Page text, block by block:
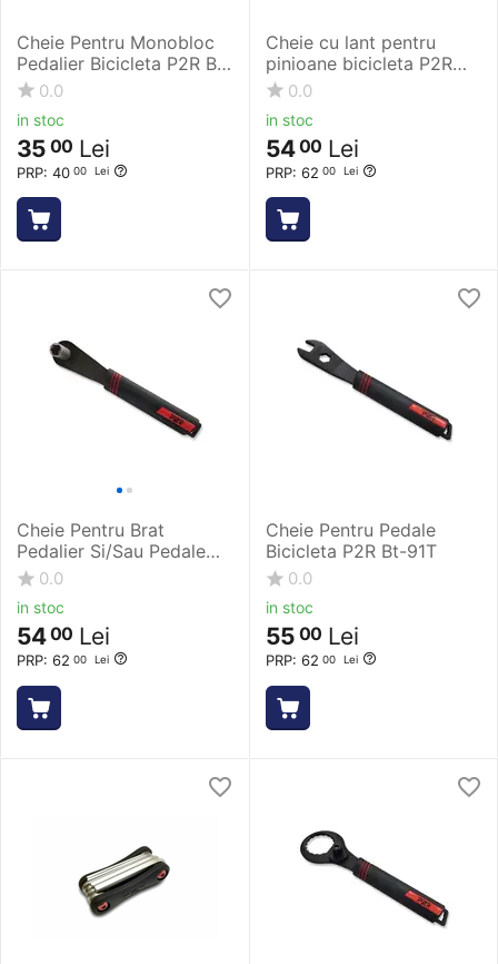
Cheie Pentru Monobloc
Pedalier Bicicleta P2R Bt-
11 0.0
in stoc
PRP: 40 00 Lei
35 00 Lei
Cheie cu lant pentru
pinioane bicicleta P2R
BT-92T
0.0
in stoc
PRP: 62 00 Lei
5400 Lei
Cheie Pentru Brat
Pedalier Si/Sau Pedale
Bicicleta P2R Bt-96T
0.0
in stoc
PRP: 62 00 Lei
5400 Lei
Cheie Pentru Pedale
Bicicleta P2R Bt-91T
0.0
in stoc
PRP: 62 00 Lei
55 00 Lei